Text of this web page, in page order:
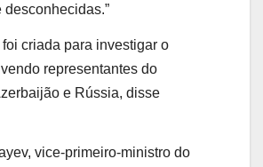
criada para investigar o
representantes do
e Rússia, disse
vice-primeiro-ministro do